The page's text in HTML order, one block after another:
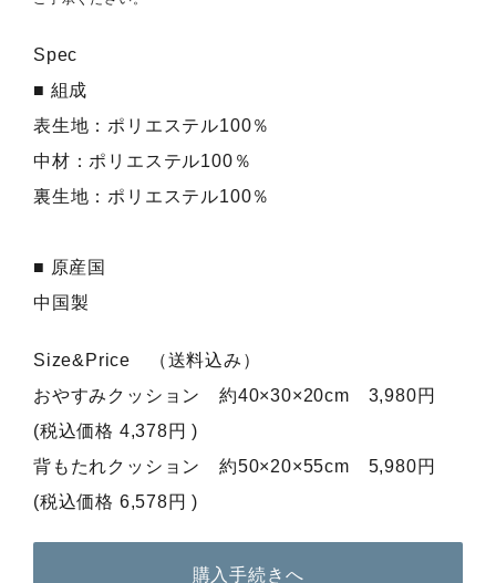
Spec
■ 組成
表生地：ポリエステル100％
中材：ポリエステル100％
裏生地：ポリエステル100％
■ 原産国
中国製
Size&Price （送料込み）
おやすみクッション 約40×30×20cm 3,980円
(税込価格 4,378円 )
背もたれクッション 約50×20×55cm 5,980円
(税込価格 6,578円 )
購入手続きへ